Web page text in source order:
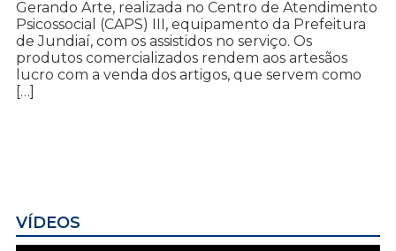
Gerando Arte, realizada no Centro de Atendimento
Psicossocial (CAPS) III, equipamento da Prefeitura
de Jundiaí, com os assistidos no serviço. Os
produtos comercializados rendem aos artesãos
lucro com a venda dos artigos, que servem como
[…]
VÍDEOS